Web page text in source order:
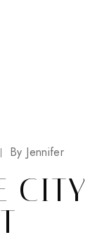
By Jennifer
CITY